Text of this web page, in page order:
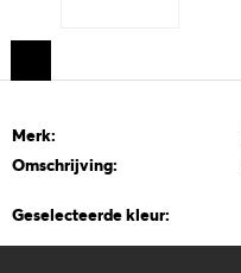
Merk:
Omschrijving:
Geselecteerde kleur: